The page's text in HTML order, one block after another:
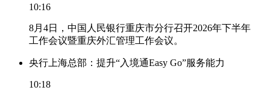
10:16
8月4日，中国人民银行重庆市分行召开2026年下半年
工作会议暨重庆外汇管理工作会议。
央行上海总部：提升“入境通Easy Go”服务能力
10:18